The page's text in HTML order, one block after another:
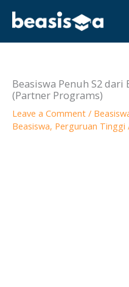
content
Beasiswa Penuh S2 dari
(Partner Programs)
Leave a Comment /
Beasiswa, Perguruan Tinggi